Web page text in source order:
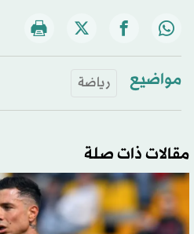
مواضيع رياضة
مقالات ذات صلة